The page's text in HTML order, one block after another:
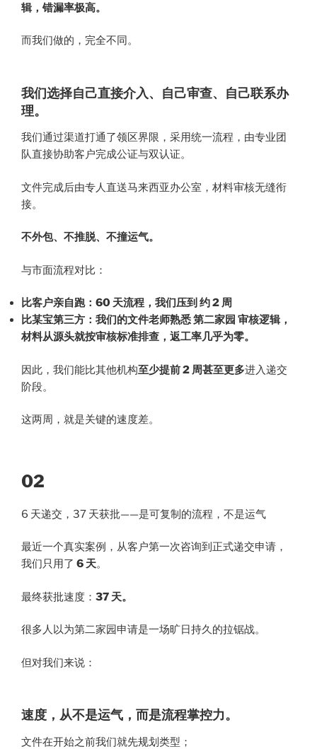
辑，错漏率极高。
而我们做的，完全不同。
我们选择自己直接介入、自己审查、自己联系办
理。
我们通过渠道打通了领区界限，采用统一流程，由专业团
队直接协助客户完成公证与双认证。
文件完成后由专人直送马来西亚办公室，材料审核无缝衔
接。
不外包、不推脱、不撞运气。
与市面流程对比：
比客户亲自跑：60 天流程，我们压到 约 2 周
比某宝第三方：我们的文件老师熟悉 第二家园 审核逻辑，
材料从源头就按审核标准排查，返工率几乎为零。
因此，我们能比其他机构至少提前 2 周甚至更多进入递交
阶段。
这两周，就是关键的速度差。
02
6 天递交，37 天获批——是可复制的流程，不是运气
最近一个真实案例，从客户第一次咨询到正式递交申请，
我们只用了 6 天。
最终获批速度： 37 天。
很多人以为第二家园申请是一场旷日持久的拉锯战。
但对我们来说：
速度，从不是运气，而是流程掌控力。
文件在开始之前我们就先规划类型；